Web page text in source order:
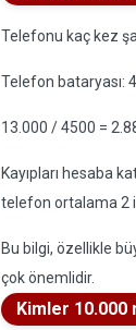
Telefonu kaç kez
Telefon bataryası:
13.000 / 4500 =
Kayıpları hesaba
telefon ortalama 2
Bu bilgi, özellikle
çok önemlidir.
Kimler 10.000